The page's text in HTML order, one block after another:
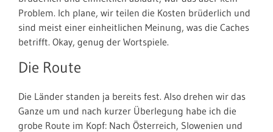
Problem. Ich plane, wir teilen die Kosten brüderlich und
sind meist einer einheitlichen Meinung, was die Caches
betrifft. Okay, genug der Wortspiele.
Die Route
Die Länder standen ja bereits fest. Also drehen wir das
Ganze um und nach kurzer Überlegung habe ich die
grobe Route im Kopf: Nach Österreich, Slowenien und